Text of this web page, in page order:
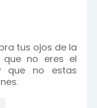
tus ojos de la
que no eres el
que no estas